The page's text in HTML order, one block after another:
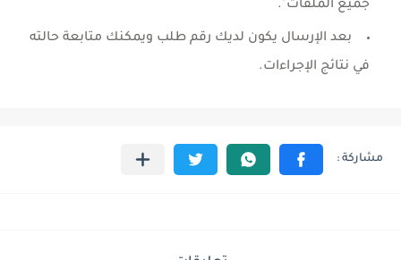
جميع الملفات".
بعد الإرسال يكون لديك رقم طلب ويمكنك متابعة حالته
في نتائج الإجراءات.